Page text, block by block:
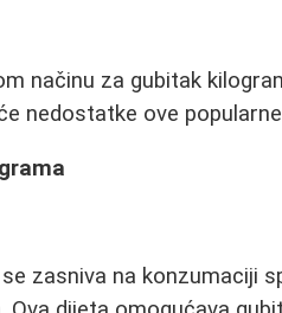
načinu za gubitak
nedostatke ove
zasniva na konzumaciji